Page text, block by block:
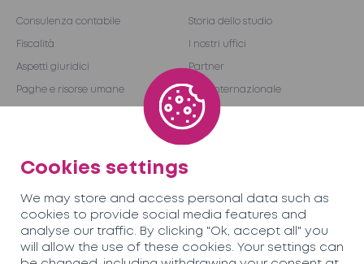
Consulenza contabile
Fiscalità
Aspetti giuridici
Paghe e risorse umane
Storia dello studio
I nostri uffici
Partner
Rete internazionale
Become a partner
professionali
Cookies settings
We may store and access personal data such as
cookies to provide social media features and
analyse our traffic. By clicking "Ok, accept all" you
will allow the use of these cookies. Your settings can